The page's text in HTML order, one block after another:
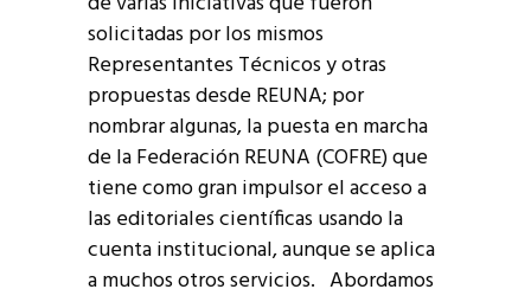
solicitadas por los mismos
Representantes Técnicos y otras
propuestas desde REUNA; por
nombrar algunas, la puesta en marcha
de la Federación REUNA (COFRE) que
tiene como gran impulsor el acceso a
las editoriales científicas usando la
cuenta institucional, aunque se aplica
a muchos otros servicios. Abordamos